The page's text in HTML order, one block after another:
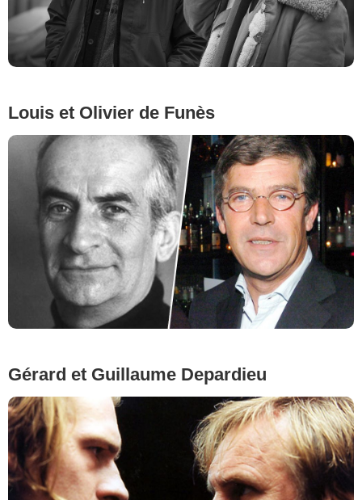
Louis et Olivier de Funès
Gérard et Guillaume Depardieu